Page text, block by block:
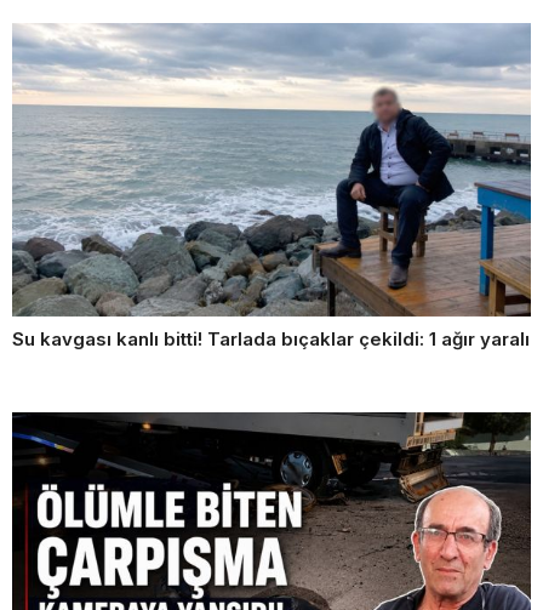
Su kavgası kanlı bitti! Tarlada bıçaklar çekildi: 1 ağır yaralı